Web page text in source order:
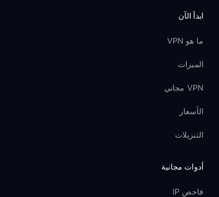
ابدأ الآن
ما هو VPN
الميزات
VPN مجاني
الأسعار
التنزيلات
أدوات مجانية
فاحص IP